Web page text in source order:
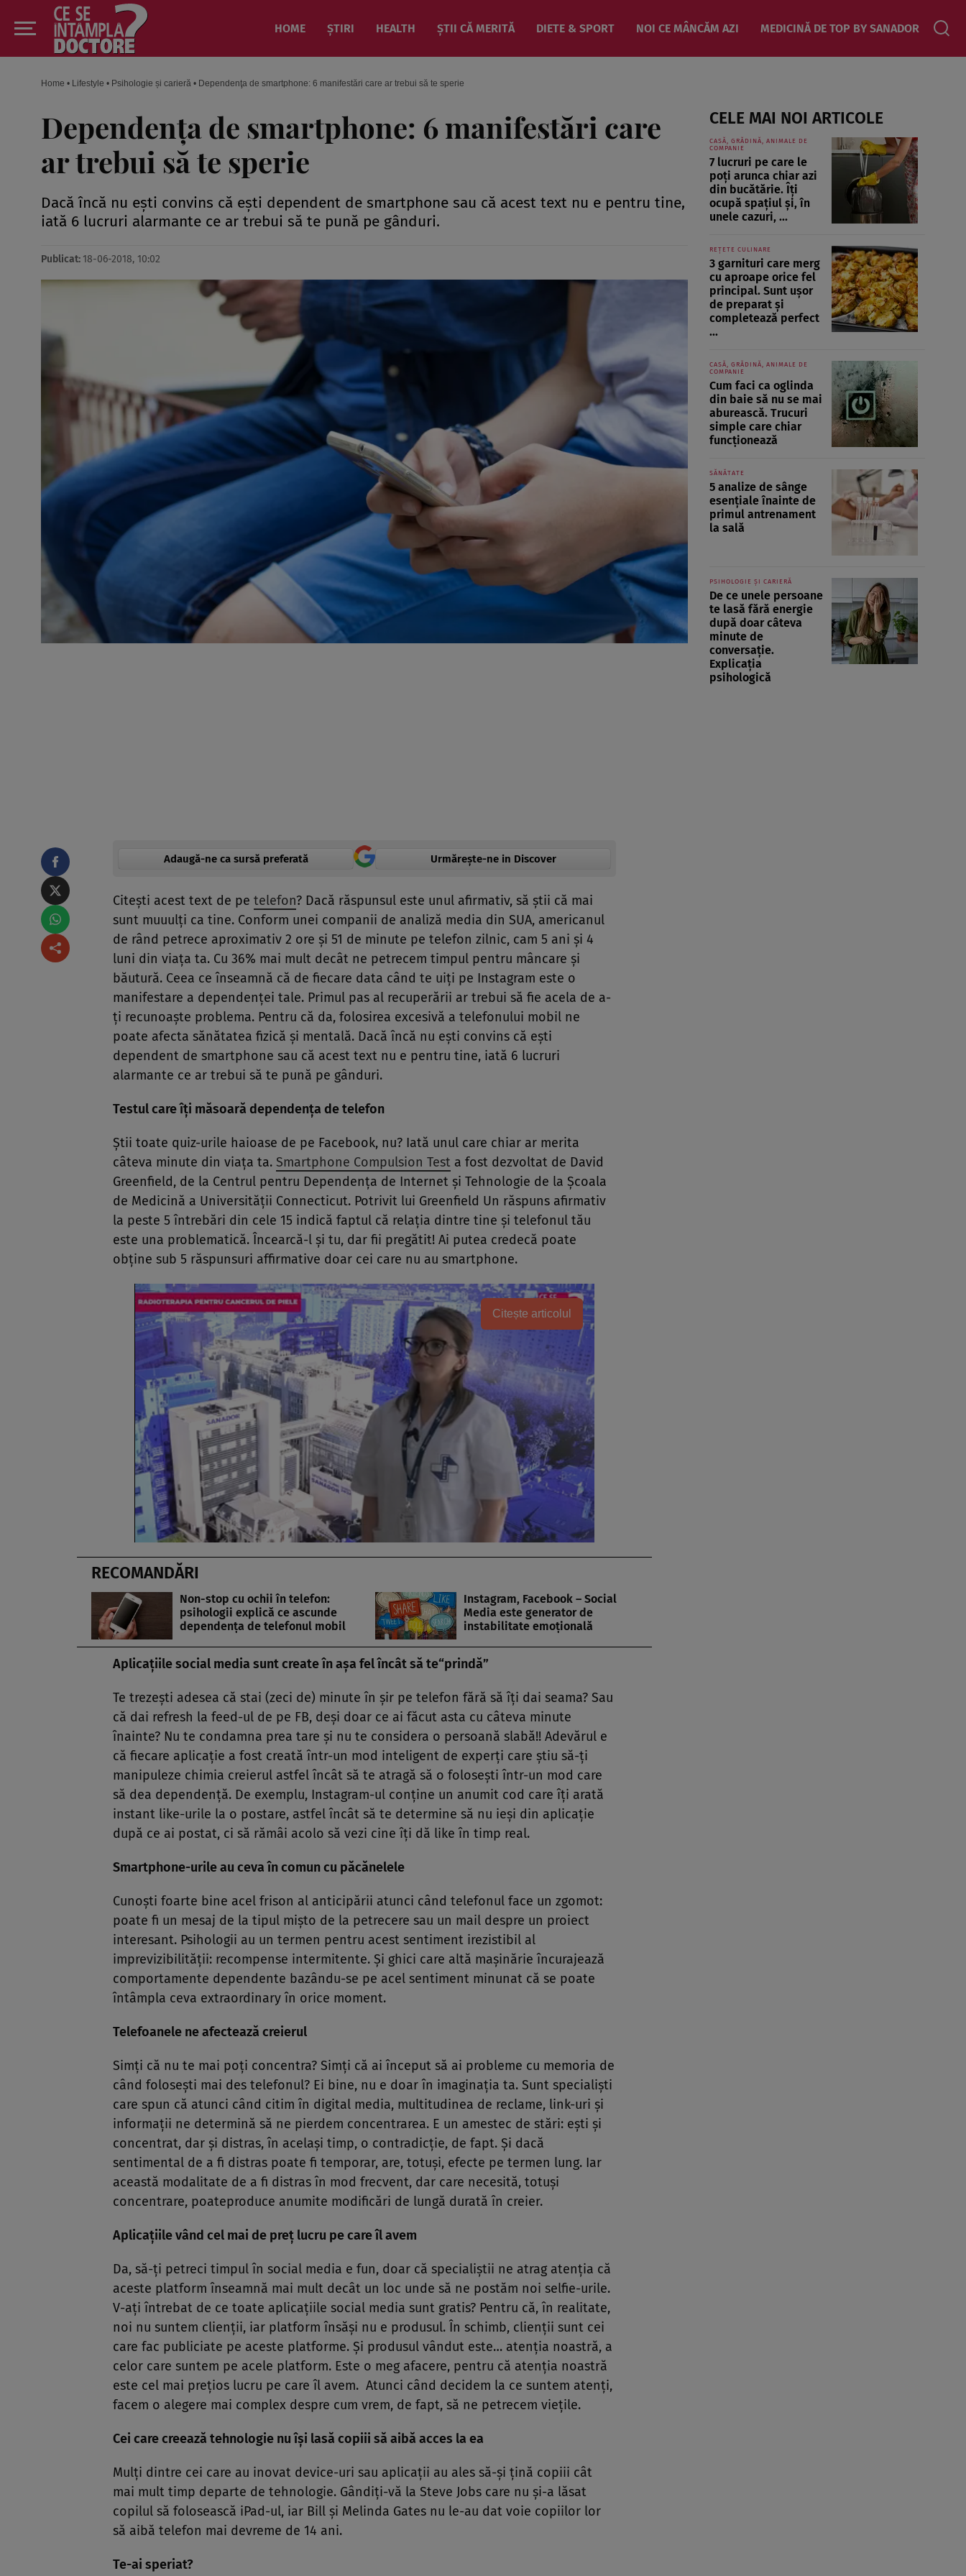
HOME ȘTIRI HEALTH ȘTII CĂ MERITĂ DIETE & SPORT NOI CE MÂNCĂM AZI MEDICINĂ DE TOP BY SANADOR
Home • Lifestyle • Psihologie și carieră • Dependenţa de smartphone: 6 manifestări care ar trebui să te sperie
Dependenţa de smartphone: 6 manifestări care
ar trebui să te sperie
Dacă încă nu eşti convins că eşti dependent de smartphone sau că acest text nu e pentru tine,
iată 6 lucruri alarmante ce ar trebui să te pună pe gânduri.
Publicat: 18-06-2018, 10:02
Adaugă-ne ca sursă preferată Urmărește-ne in Discover
Citeşti acest text de pe telefon? Dacă răspunsul este unul afirmativ, să ştii că mai
sunt muuulţi ca tine. Conform unei companii de analiză media din SUA, americanul
de rând petrece aproximativ 2 ore şi 51 de minute pe telefon zilnic, cam 5 ani şi 4
luni din viaţa ta. Cu 36% mai mult decât ne petrecem timpul pentru mâncare şi
băutură. Ceea ce înseamnă că de fiecare data când te uiţi pe Instagram este o
manifestare a dependenţei tale. Primul pas al recuperării ar trebui să fie acela de a-
ţi recunoaşte problema. Pentru că da, folosirea excesivă a telefonului mobil ne
poate afecta sănătatea fizică şi mentală. Dacă încă nu eşti convins că eşti
dependent de smartphone sau că acest text nu e pentru tine, iată 6 lucruri
alarmante ce ar trebui să te pună pe gânduri.
Testul care îţi măsoară dependenţa de telefon
Ştii toate quiz-urile haioase de pe Facebook, nu? Iată unul care chiar ar merita
câteva minute din viaţa ta. Smartphone Compulsion Test a fost dezvoltat de David
Greenfield, de la Centrul pentru Dependenţa de Internet şi Tehnologie de la Şcoala
de Medicină a Universităţii Connecticut. Potrivit lui Greenfield Un răspuns afirmativ
la peste 5 întrebări din cele 15 indică faptul că relaţia dintre tine şi telefonul tău
este una problematică. Încearcă-l şi tu, dar fii pregătit! Ai putea credecă poate
obţine sub 5 răspunsuri affirmative doar cei care nu au smartphone.
Citește articolul
RECOMANDĂRI
Non-stop cu ochii în telefon:
psihologii explică ce ascunde
dependenţa de telefonul mobil
Instagram, Facebook – Social
Media este generator de
instabilitate emoţională
Aplicaţiile social media sunt create în aşa fel încât să te“prindă”
Te trezeşti adesea că stai (zeci de) minute în şir pe telefon fără să îţi dai seama? Sau
că dai refresh la feed-ul de pe FB, deşi doar ce ai făcut asta cu câteva minute
înainte? Nu te condamna prea tare şi nu te considera o persoană slabă!! Adevărul e
că fiecare aplicaţie a fost creată într-un mod inteligent de experţi care ştiu să-ţi
manipuleze chimia creierul astfel încât să te atragă să o foloseşti într-un mod care
să dea dependenţă. De exemplu, Instagram-ul conţine un anumit cod care îţi arată
instant like-urile la o postare, astfel încât să te determine să nu ieşi din aplicaţie
după ce ai postat, ci să rămâi acolo să vezi cine îţi dă like în timp real.
Smartphone-urile au ceva în comun cu păcănelele
Cunoşti foarte bine acel frison al anticipării atunci când telefonul face un zgomot:
poate fi un mesaj de la tipul mişto de la petrecere sau un mail despre un proiect
interesant. Psihologii au un termen pentru acest sentiment irezistibil al
imprevizibilităţii: recompense intermitente. Şi ghici care altă maşinărie încurajează
comportamente dependente bazându-se pe acel sentiment minunat că se poate
întâmpla ceva extraordinary în orice moment.
Telefoanele ne afectează creierul
Simţi că nu te mai poţi concentra? Simţi că ai început să ai probleme cu memoria de
când foloseşti mai des telefonul? Ei bine, nu e doar în imaginaţia ta. Sunt specialişti
care spun că atunci când citim în digital media, multitudinea de reclame, link-uri şi
informaţii ne determină să ne pierdem concentrarea. E un amestec de stări: eşti şi
concentrat, dar şi distras, în acelaşi timp, o contradicţie, de fapt. Şi dacă
sentimental de a fi distras poate fi temporar, are, totuşi, efecte pe termen lung. Iar
această modalitate de a fi distras în mod frecvent, dar care necesită, totuşi
concentrare, poateproduce anumite modificări de lungă durată în creier.
Aplicaţiile vând cel mai de preţ lucru pe care îl avem
Da, să-ţi petreci timpul în social media e fun, doar că specialiştii ne atrag atenţia că
aceste platform înseamnă mai mult decât un loc unde să ne postăm noi selfie-urile.
V-aţi întrebat de ce toate aplicaţiile social media sunt gratis? Pentru că, în realitate,
noi nu suntem clienţii, iar platform însăşi nu e produsul. În schimb, clienţii sunt cei
care fac publiciate pe aceste platforme. Şi produsul vândut este… atenţia noastră, a
celor care suntem pe acele platform. Este o meg afacere, pentru că atenţia noastră
este cel mai preţios lucru pe care îl avem. Atunci când decidem la ce suntem atenţi,
facem o alegere mai complex despre cum vrem, de fapt, să ne petrecem vieţile.
Cei care creează tehnologie nu îşi lasă copiii să aibă acces la ea
Mulţi dintre cei care au inovat device-uri sau aplicaţii au ales să-şi ţină copiii cât
mai mult timp departe de tehnologie. Gândiţi-vă la Steve Jobs care nu şi-a lăsat
copilul să folosească iPad-ul, iar Bill şi Melinda Gates nu le-au dat voie copiilor lor
să aibă telefon mai devreme de 14 ani.
Te-ai speriat?
CELE MAI NOI ARTICOLE
CASĂ, GRĂDINĂ, ANIMALE DE
COMPANIE
7 lucruri pe care le
poți arunca chiar azi
din bucătărie. Îți
ocupă spațiul și, în
unele cazuri, ...
REȚETE CULINARE
3 garnituri care merg
cu aproape orice fel
principal. Sunt ușor
de preparat și
completează perfect
...
CASĂ, GRĂDINĂ, ANIMALE DE
COMPANIE
Cum faci ca oglinda
din baie să nu se mai
aburească. Trucuri
simple care chiar
funcționează
SĂNĂTATE
5 analize de sânge
esențiale înainte de
primul antrenament
la sală
PSIHOLOGIE ȘI CARIERĂ
De ce unele persoane
te lasă fără energie
după doar câteva
minute de
conversație.
Explicația
psihologică